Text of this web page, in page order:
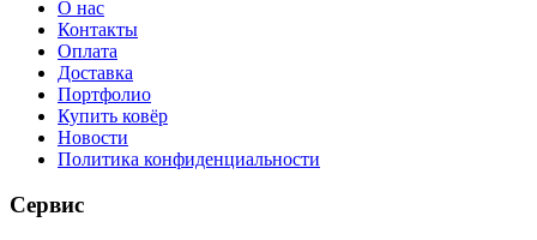
О нас
Контакты
Оплата
Доставка
Портфолио
Купить ковёр
Новости
Политика конфиденциальности
Сервис